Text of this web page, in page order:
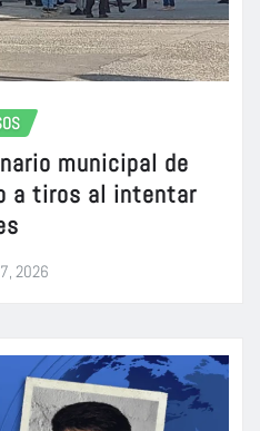
municipal de
a tiros al intentar
2026